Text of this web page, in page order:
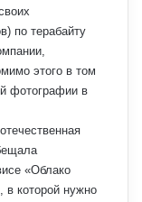
по терабайту
этого в том
фотографии в
«Облако
в которой нужно